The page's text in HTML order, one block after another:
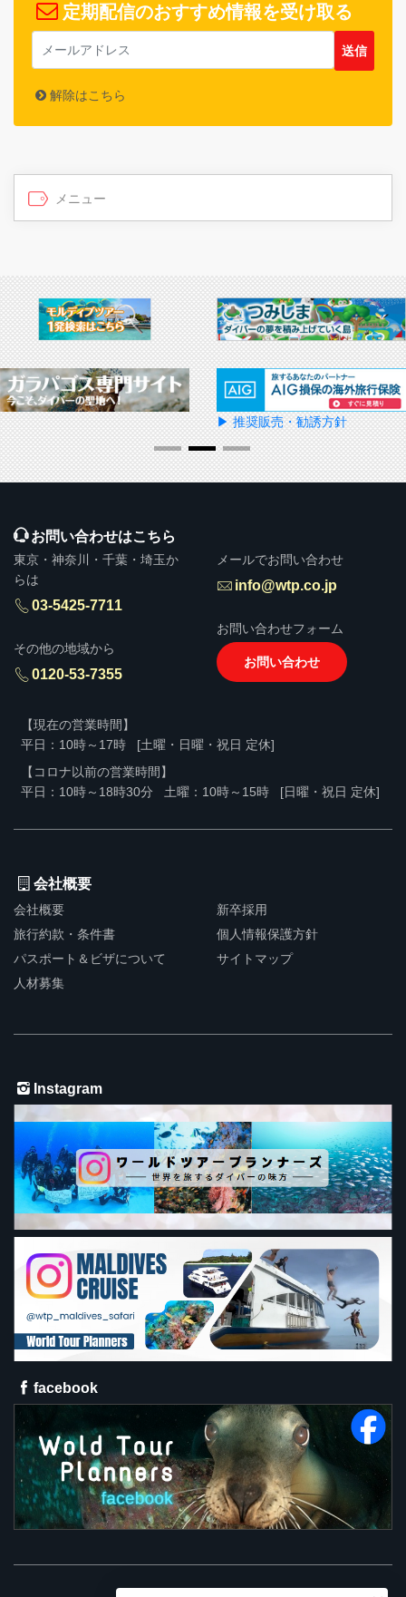
定期配信のおすすめ情報を受け取る
解除はこちら
▶ 推奨販売・勧誘方針
お問い合わせはこちら
東京・神奈川・千葉・埼玉か
らは
03-5425-7711
その他の地域から
0120-53-7355
メールでお問い合わせ
info@wtp.co.jp
お問い合わせフォーム
お問い合わせ
【現在の営業時間】
平日：10時～17時
[土曜・日曜・祝日 定休]
【コロナ以前の営業時間】
平日：10時～18時30分
土曜：10時～15時 [日曜・祝日 定休]
会社概要
会社概要
旅行約款・条件書
パスポート＆ビザについて
人材募集
新卒採用
個人情報保護方針
サイトマップ
Instagram
facebook